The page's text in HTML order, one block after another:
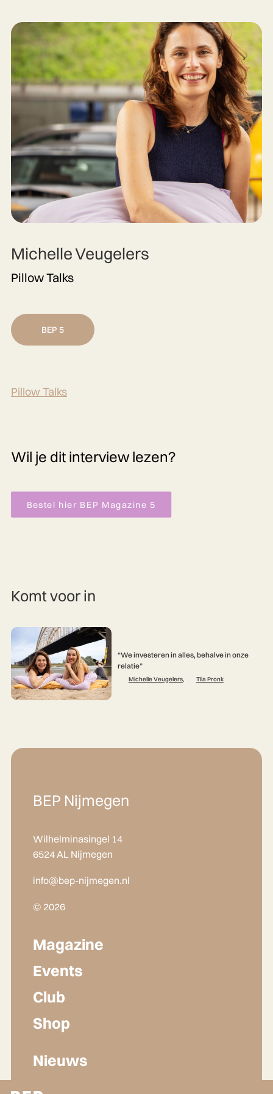
Michelle Veugelers
Pillow Talks
BEP 5
Pillow Talks
Wil je dit interview lezen?
Bestel hier BEP Magazine 5
Komt voor in
“We investeren in alles, behalve in onze
relatie”
Michelle Veugelers, Tila Pronk
BEP Nijmegen
Wilhelminasingel 14
6524 AL Nijmegen
info@bep-nijmegen.nl
© 2026
Magazine
Events
Club
Shop
Nieuws
Lidmaatschap